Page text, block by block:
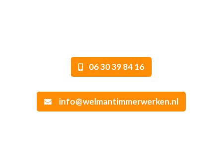
06 30 39 84 16
info@welmantimmerwerken.nl